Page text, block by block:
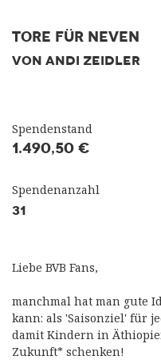
Tore für Neven
VON ANDI ZEIDLER
Spendenstand
1.490,50 €
Spendenanzahl
31
Liebe BVB Fans,
manchmal hat man gute
kann: als 'Saisonziel' für
damit Kindern in
Zukunft* schenken!